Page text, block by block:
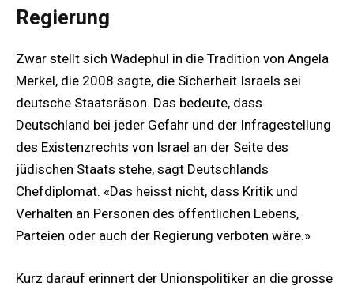
Regierung
Zwar stellt sich Wadephul in die Tradition von Angela
Merkel, die 2008 sagte, die Sicherheit Israels sei
deutsche Staatsräson. Das bedeute, dass
Deutschland bei jeder Gefahr und der Infragestellung
des Existenzrechts von Israel an der Seite des
jüdischen Staats stehe, sagt Deutschlands
Chefdiplomat. «Das heisst nicht, dass Kritik und
Verhalten an Personen des öffentlichen Lebens,
Parteien oder auch der Regierung verboten wäre.»
Kurz darauf erinnert der Unionspolitiker an die grosse